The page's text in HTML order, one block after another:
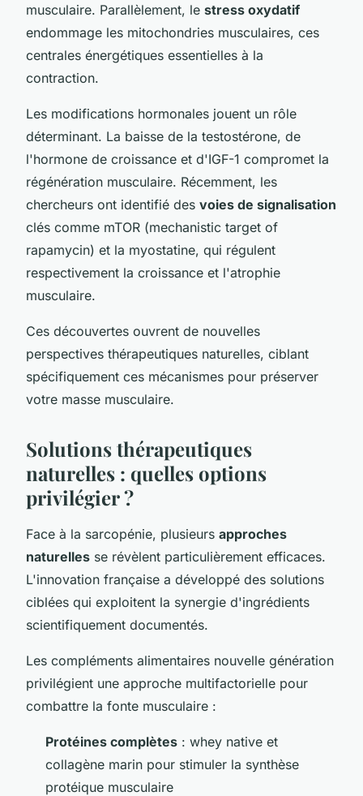
musculaire. Parallèlement, le stress oxydatif
endommage les mitochondries musculaires, ces
centrales énergétiques essentielles à la
contraction.
Les modifications hormonales jouent un rôle
déterminant. La baisse de la testostérone, de
l'hormone de croissance et d'IGF-1 compromet la
régénération musculaire. Récemment, les
chercheurs ont identifié des voies de signalisation
clés comme mTOR (mechanistic target of
rapamycin) et la myostatine, qui régulent
respectivement la croissance et l'atrophie
musculaire.
Ces découvertes ouvrent de nouvelles
perspectives thérapeutiques naturelles, ciblant
spécifiquement ces mécanismes pour préserver
votre masse musculaire.
Solutions thérapeutiques
naturelles : quelles options
privilégier ?
Face à la sarcopénie, plusieurs approches
naturelles se révèlent particulièrement efficaces.
L'innovation française a développé des solutions
ciblées qui exploitent la synergie d'ingrédients
scientifiquement documentés.
Les compléments alimentaires nouvelle génération
privilégient une approche multifactorielle pour
combattre la fonte musculaire :
Protéines complètes : whey native et
collagène marin pour stimuler la synthèse
protéique musculaire